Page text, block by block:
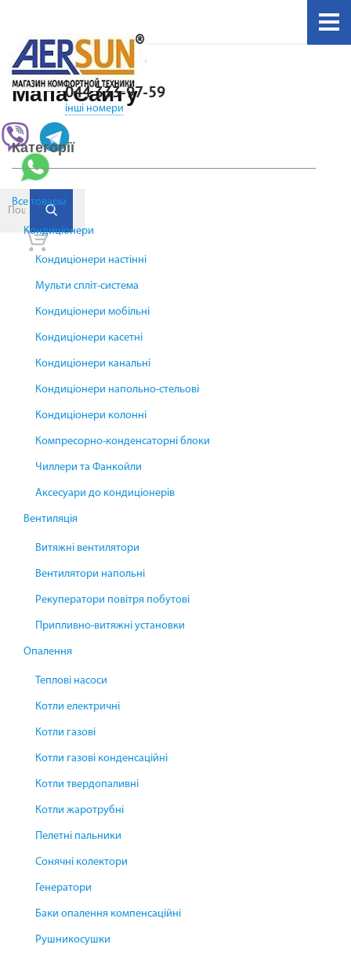
044 333-97-59
інші номери
Мапа Сайту
Категорії
Все товары
Кондиціонери
Кондиціонери настінні
Мульти спліт-система
Кондиціонери мобільні
Кондиціонери касетні
Кондиціонери канальні
Кондиціонери напольно-стельові
Кондиціонери колонні
Компресорно-конденсаторні блоки
Чиллери та Фанкойли
Аксесуари до кондиціонерів
Вентиляція
Витяжні вентилятори
Вентилятори напольні
Рекуператори повітря побутові
Припливно-витяжні установки
Опалення
Теплові насоси
Котли електричні
Котли газові
Котли газові конденсаційні
Котли твердопаливні
Котли жаротрубні
Пелетні пальники
Сонячні колектори
Генератори
Баки опалення компенсаційні
Рушникосушки